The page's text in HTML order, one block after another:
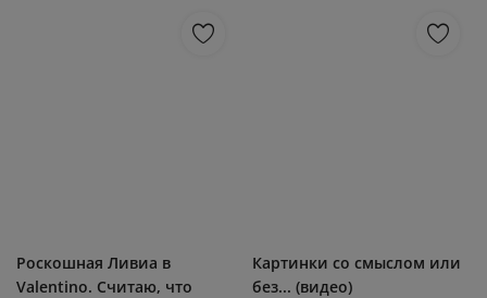
Роскошная Ливиа в
Valentino. Считаю, что
Картинки со смыслом или
без... (видео)